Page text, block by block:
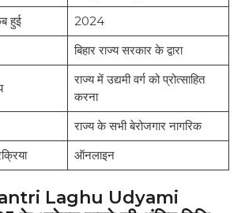
हुई
2024
बिहार राज्य सरकार के द्वारा
राज्य में उद्यमी वर्ग को प्रोत्साहित
करना
राज्य के सभी बेरोजगार नागरिक
ऑनलाइन
Laghu Udyami